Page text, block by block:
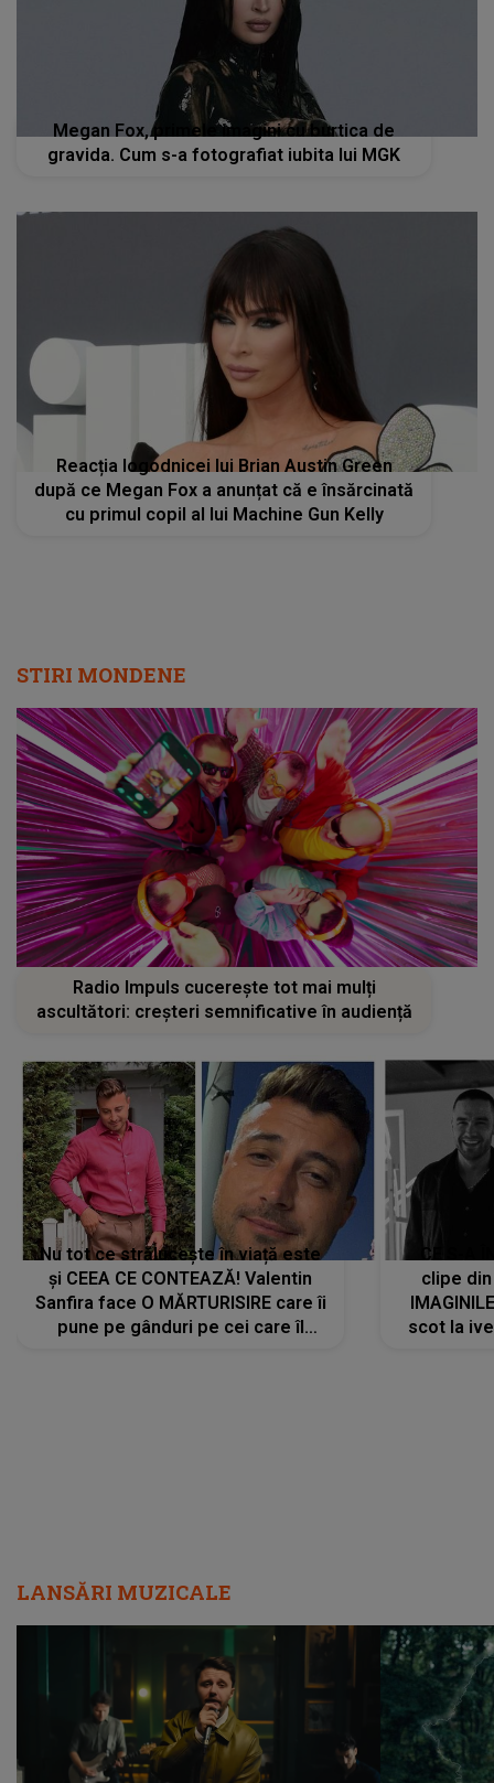
Megan Fox, primele imagini cu burtica de
gravida. Cum s-a fotografiat iubita lui MGK
Reacția logodnicei lui Brian Austin Green
după ce Megan Fox a anunțat că e însărcinată
cu primul copil al lui Machine Gun Kelly
STIRI MONDENE
Radio Impuls cucerește tot mai mulți
ascultători: creșteri semnificative în audiență
Nu tot ce strălucește în viață este
și CEEA CE CONTEAZĂ! Valentin
Sanfira face O MĂRTURISIRE care îi
pune pe gânduri pe cei care îl
CE S-A
clipe
scot la
LANSĂRI MUZICALE